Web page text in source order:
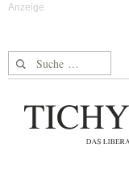
Suche nach: